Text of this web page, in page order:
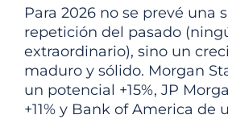
Para 2026 no se prevé una
repetición del pasado
extraordinario), sino un
maduro y sólido. Morgan
un potencial +15%, JP
+11% y Bank of America de